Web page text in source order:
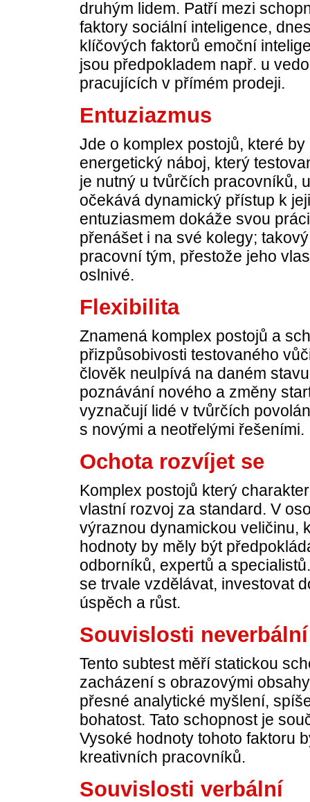
druhým lidem. Patří mezi
faktory sociální inteligence,
klíčových faktorů emoční
jsou předpokladem např. u
pracujících v přímém prodeji.
Entuziazmus
Jde o komplex postojů, které
energetický náboj, který
je nutný u tvůrčích pracovníků,
očekává dynamický přístup k
entuziasmem dokáže svou
přenášet i na své kolegy;
pracovní tým, přestože jeho
oslnivé.
Flexibilita
Znamená komplex postojů a
přizpůsobivosti testovaného
člověk neulpívá na daném
poznávání nového a změny
vyznačují lidé v tvůrčích
s novými a neotřelými řešeními.
Ochota rozvíjet se
Komplex postojů který
vlastní rozvoj za standard. V
výraznou dynamickou veličinu,
hodnoty by měly být
odborníků, expertů a
se trvale vzdělávat, investovat
úspěch a růst.
Souvislosti neverbální
Tento subtest měří statickou
zacházení s obrazovými
přesné analytické myšlení,
bohatost. Tato schopnost je
Vysoké hodnoty tohoto faktoru
kreativních pracovníků.
Souvislosti verbální